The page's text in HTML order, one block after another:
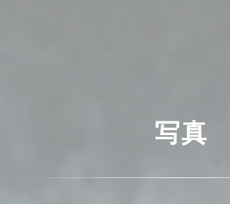
写真